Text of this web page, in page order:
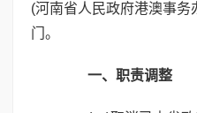
(河南省人民政府港澳事务
门。
一、职责调整